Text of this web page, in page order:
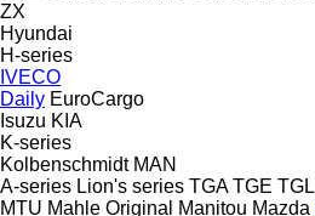
ZX
Hyundai
H-series
IVECO
Daily EuroCargo
Isuzu KIA
K-series
Kolbenschmidt MAN
A-series Lion's series TGA TGE TGL
MTU Mahle Original Manitou Mazda